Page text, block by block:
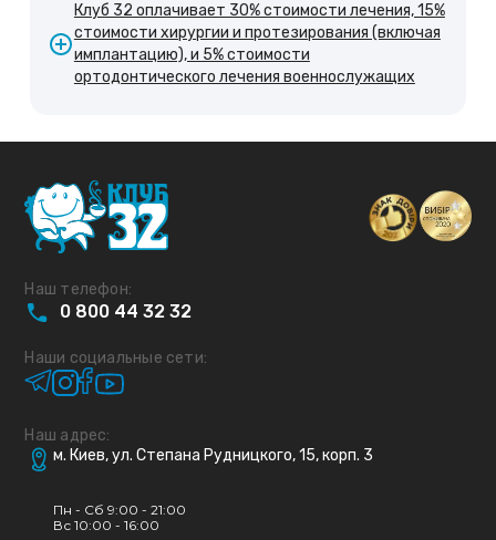
Клуб 32 оплачивает 30% стоимости лечения, 15%
стоимости хирургии и протезирования (включая
имплантацию), и 5% стоимости
ортодонтического лечения военнослужащих
Наш телефон:
0 800 44 32 32
Наши социальные сети:
Наш адрес:
м. Киев, ул. Степана Рудницкого, 15, корп. 3
Пн - Сб 9:00 - 21:00
Вс 10:00 - 16:00